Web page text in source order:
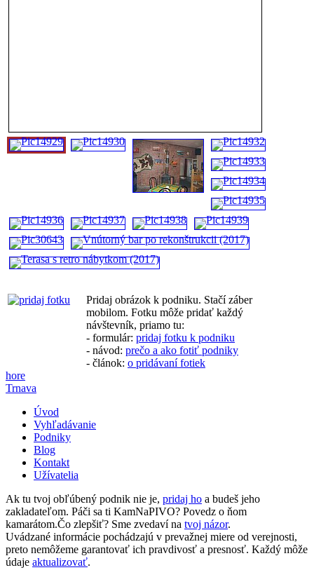
Pridaj obrázok k podniku. Stačí záber
mobilom. Fotku môže pridať každý
návštevník, priamo tu:
- formulár: pridaj fotku k podniku
- návod: prečo a ako fotiť podniky
- článok: o pridávaní fotiek
hore
Trnava
Úvod
Vyhľadávanie
Podniky
Blog
Kontakt
Užívatelia
Ak tu tvoj obľúbený podnik nie je, pridaj ho a budeš jeho
zakladateľom. Páči sa ti KamNaPIVO? Povedz o ňom
kamarátom.Čo zlepšiť? Sme zvedaví na tvoj názor.
Uvádzané informácie pochádzajú v prevažnej miere od verejnosti,
preto nemôžeme garantovať ich pravdivosť a presnosť. Každý môže
údaje aktualizovať.